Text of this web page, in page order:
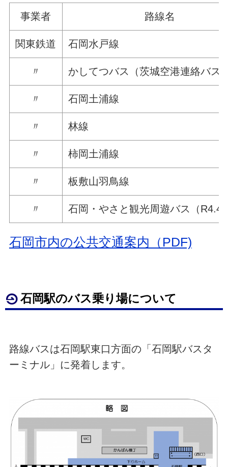
事業者 路線名
関東鉄道 石岡水戸線
〃 かしてつバス（茨城空港連絡バス
〃 石岡土浦線
〃 林線
〃 柿岡土浦線
〃 板敷山羽鳥線
〃 石岡・やさと観光周遊バス（
石岡市内の公共交通案内（PDF)
石岡駅のバス乗り場について
路線バスは石岡駅東口方面の「石岡駅バスタ
ーミナル」に発着します。